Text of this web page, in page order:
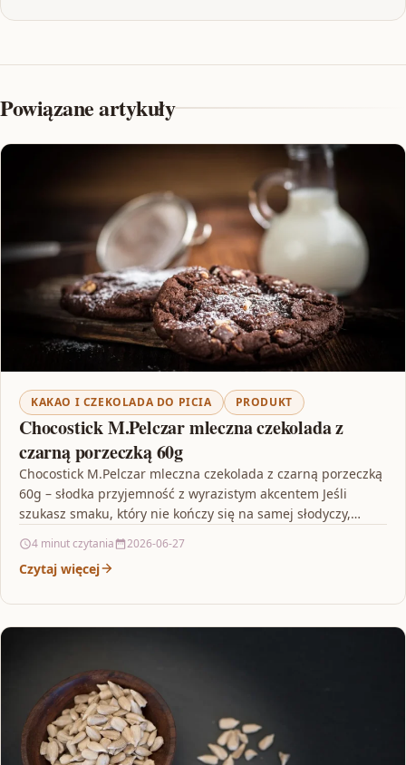
Powiązane artykuły
KAKAO I CZEKOLADA DO PICIA PRODUKT
Chocostick M.Pelczar mleczna czekolada z
czarną porzeczką 60g
Chocostick M.Pelczar mleczna czekolada z czarną porzeczką
60g – słodka przyjemność z wyrazistym akcentem Jeśli
szukasz smaku, który nie kończy się na samej słodyczy,…
4 minut czytania 2026-06-27
Czytaj więcej